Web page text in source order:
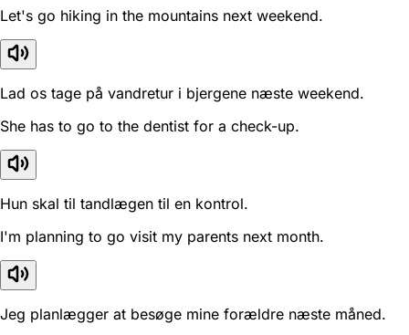
Let's go hiking in the mountains next weekend.
Lad os tage på vandretur i bjergene næste weekend.
She has to go to the dentist for a check-up.
Hun skal til tandlægen til en kontrol.
I'm planning to go visit my parents next month.
Jeg planlægger at besøge mine forældre næste måned.